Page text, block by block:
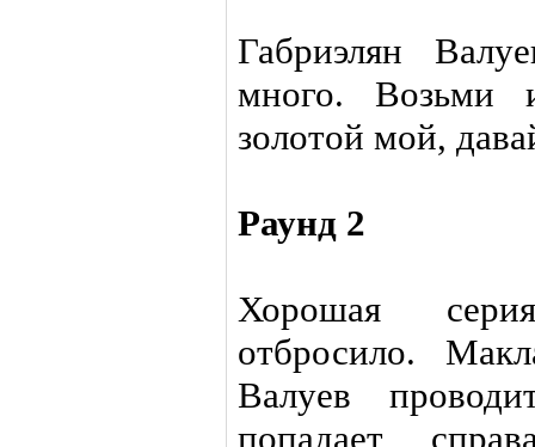
Габриэлян
много. Возьми
золотой мой,
Раунд 2
Хорошая
отбросило.
Валуев
попадает